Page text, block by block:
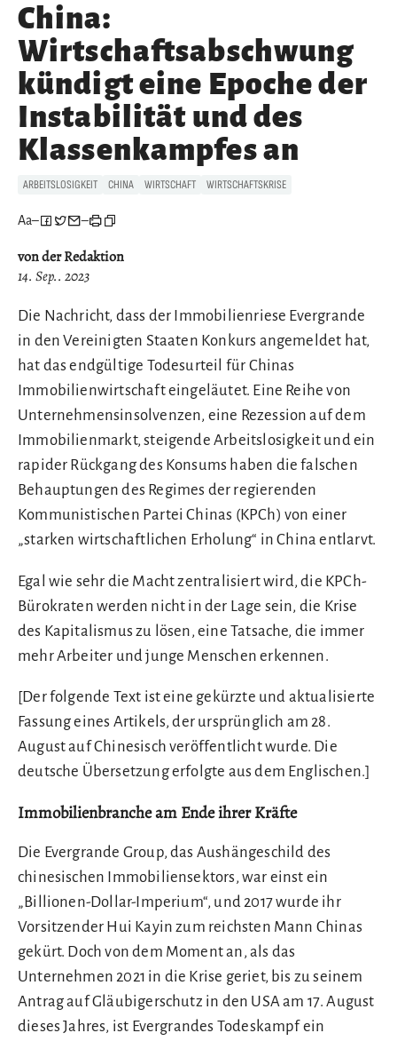
China:
Wirtschaftsabschwung
kündigt eine Epoche der
Instabilität und des
Klassenkampfes an
ARBEITSLOSIGKEIT CHINA WIRTSCHAFT WIRTSCHAFTSKRISE
Aa– –
von der Redaktion
14. Sep.. 2023
Die Nachricht, dass der Immobilienriese Evergrande
in den Vereinigten Staaten Konkurs angemeldet hat,
hat das endgültige Todesurteil für Chinas
Immobilienwirtschaft eingeläutet. Eine Reihe von
Unternehmensinsolvenzen, eine Rezession auf dem
Immobilienmarkt, steigende Arbeitslosigkeit und ein
rapider Rückgang des Konsums haben die falschen
Behauptungen des Regimes der regierenden
Kommunistischen Partei Chinas (KPCh) von einer
„starken wirtschaftlichen Erholung“ in China entlarvt.
Egal wie sehr die Macht zentralisiert wird, die KPCh-
Bürokraten werden nicht in der Lage sein, die Krise
des Kapitalismus zu lösen, eine Tatsache, die immer
mehr Arbeiter und junge Menschen erkennen.
[Der folgende Text ist eine gekürzte und aktualisierte
Fassung eines Artikels, der ursprünglich am 28.
August auf Chinesisch veröffentlicht wurde. Die
deutsche Übersetzung erfolgte aus dem Englischen.]
Immobilienbranche am Ende ihrer Kräfte
Die Evergrande Group, das Aushängeschild des
chinesischen Immobiliensektors, war einst ein
„Billionen-Dollar-Imperium“, und 2017 wurde ihr
Vorsitzender Hui Kayin zum reichsten Mann Chinas
gekürt. Doch von dem Moment an, als das
Unternehmen 2021 in die Krise geriet, bis zu seinem
Antrag auf Gläubigerschutz in den USA am 17. August
dieses Jahres, ist Evergrandes Todeskampf ein